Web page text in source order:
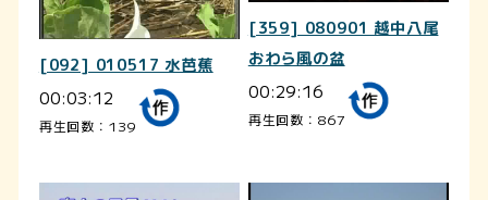
[092] 010517 水芭蕉
00:03:12
再生回数：139
[359] 080901 越中八尾
おわら風の盆
00:29:16
再生回数：867